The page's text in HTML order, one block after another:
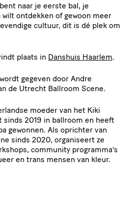
naar je eerste bal, je
ontdekken of gewoon meer
cultuur, dit is dé plek om
plaats in Danshuis Haarlem.
gegeven door Andre
de Utrecht Ballroom Scene.
moeder van het Kiki
sinds 2019 in ballroom en heeft
gewonnen. Als oprichter van
sinds 2020, organiseert ze
community programma's
en trans mensen van kleur.